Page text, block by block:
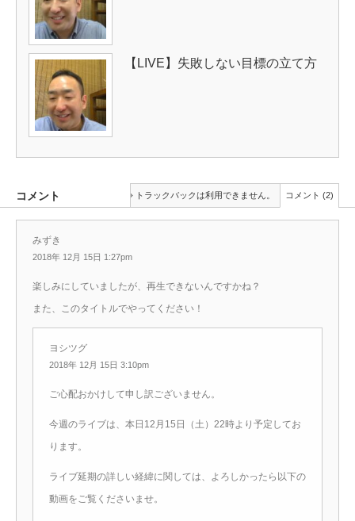
【LIVE】失敗しない目標の立て方
コメント トラックバックは利用できません。 コメント (2)
みずき
2018年 12月 15日 1:27pm
楽しみにしていましたが、再生できないんですかね？
また、このタイトルでやってください！
ヨシツグ
2018年 12月 15日 3:10pm
ご心配おかけして申し訳ございません。
今週のライブは、本日12月15日（土）22時より予定してお
ります。
ライブ延期の詳しい経緯に関しては、よろしかったら以下の
動画をご覧くださいませ。